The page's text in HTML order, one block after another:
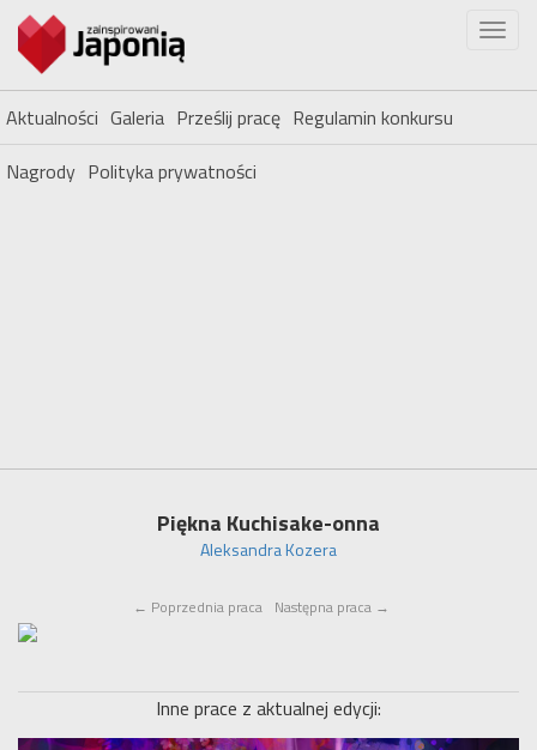
Aktualności Galeria Prześlij pracę Regulamin konkursu
Nagrody Polityka prywatności
Piękna Kuchisake-onna
Aleksandra Kozera
← Poprzednia praca Następna praca →
Inne prace z aktualnej edycji: